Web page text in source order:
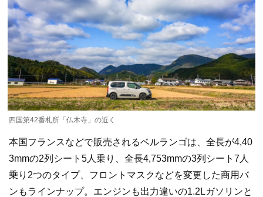
四国第42番札所「仏木寺」の近く
本国フランスなどで販売されるベルランゴは、全長が4,40
3mmの2列シート5人乗り、全長4,753mmの3列シート7人
乗り2つのタイプ、フロントマスクなどを変更した商用バ
ンもラインナップ。エンジンも出力違いの1.2Lガソリンと